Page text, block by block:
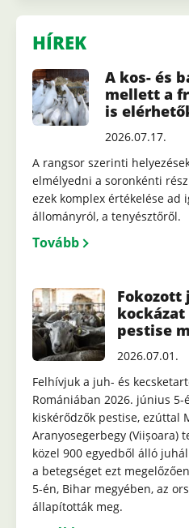
HÍREK
A kos- és
mellett a
is
2026.07.17.
A rangsor szerinti
elmélyedni a soronkénti
ezek komplex értékelése ad
állományról, a tenyésztőről.
Tovább
Fokozott
pestise
2026.07.01.
Felhívjuk a juh- és
Romániában 2026. június
kiskérődzők pestise, ezúttal
Aranyosegerbegy (Viișoara)
közel 900 egyedből álló
a betegséget ezt
5-én, Bihar megyében, az
állapították meg.